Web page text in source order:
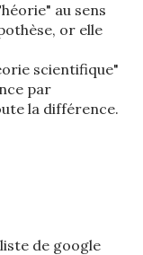
au sens
or elle
scientifique"
par
la différence.
de google